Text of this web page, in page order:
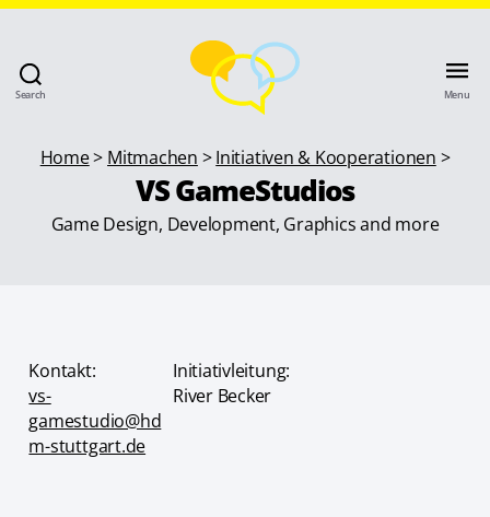
Search Menu
Home> Mitmachen >Initiativen & Kooperationen >
VS GameStudios
Game Design, Development, Graphics and more
Kontakt:
vs-
gamestudio@hd
m-stuttgart.de
Initiativleitung:
River Becker